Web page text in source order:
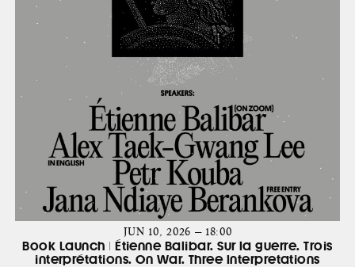
JUN 10, 2026 — 18:00
Book Launch | Étienne Balibar. Sur la guerre. Trois
interprétations. On War. Three Interpretations